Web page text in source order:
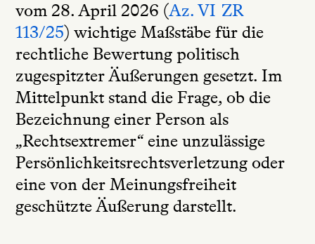
vom 28. April 2026 (Az. VI ZR
113/25) wichtige Maßstäbe für die
rechtliche Bewertung politisch
zugespitzter Äußerungen gesetzt. Im
Mittelpunkt stand die Frage, ob die
Bezeichnung einer Person als
„Rechtsextremer“ eine unzulässige
Persönlichkeitsrechtsverletzung oder
eine von der Meinungsfreiheit
geschützte Äußerung darstellt.